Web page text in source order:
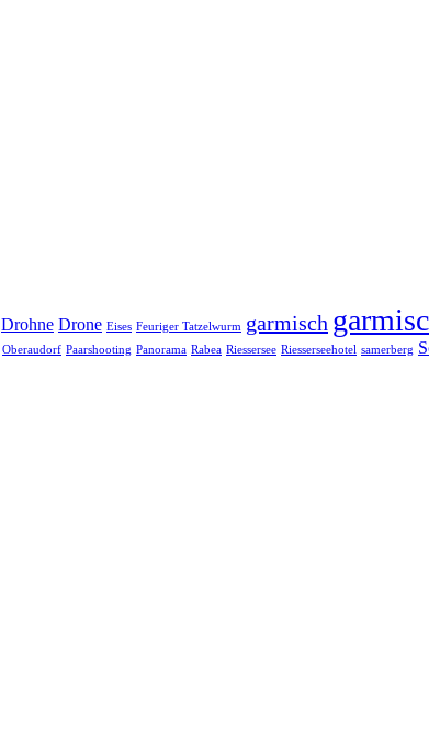
Drohne Drone Eises Feuriger Tatzelwurm garmisch
Oberaudorf Paarshooting Panorama Rabea Riessersee Riesserseehotel samerberg